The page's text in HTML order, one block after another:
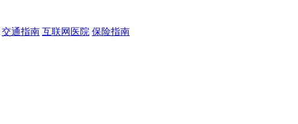
交通指南 互联网医院 保险指南